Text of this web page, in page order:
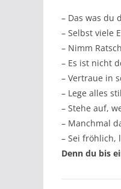
– Das was du
– Selbst viele
– Nimm
– Es ist nicht
– Vertraue in
– Lege alles
– Stehe auf,
– Manchmal
– Sei fröhlich,
Denn du bis